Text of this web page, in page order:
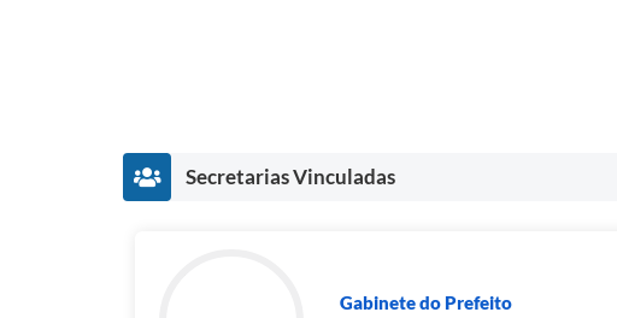
Secretarias Vinculadas
Gabinete do Prefeito